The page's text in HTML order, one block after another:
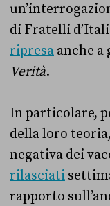
di Fratelli
ripresa anche
Verità.
In particolare,
della loro
negativa dei
rilasciati
rapporto